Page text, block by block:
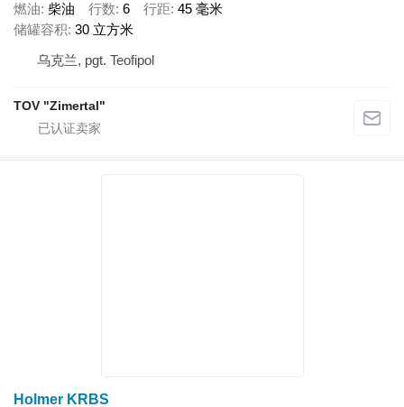
燃油 柴油 行数 6 行距 45 毫米
储罐容积 30 立方米
乌克兰, pgt. Teofipol
TOV "Zimertal"
Holmer KRBS